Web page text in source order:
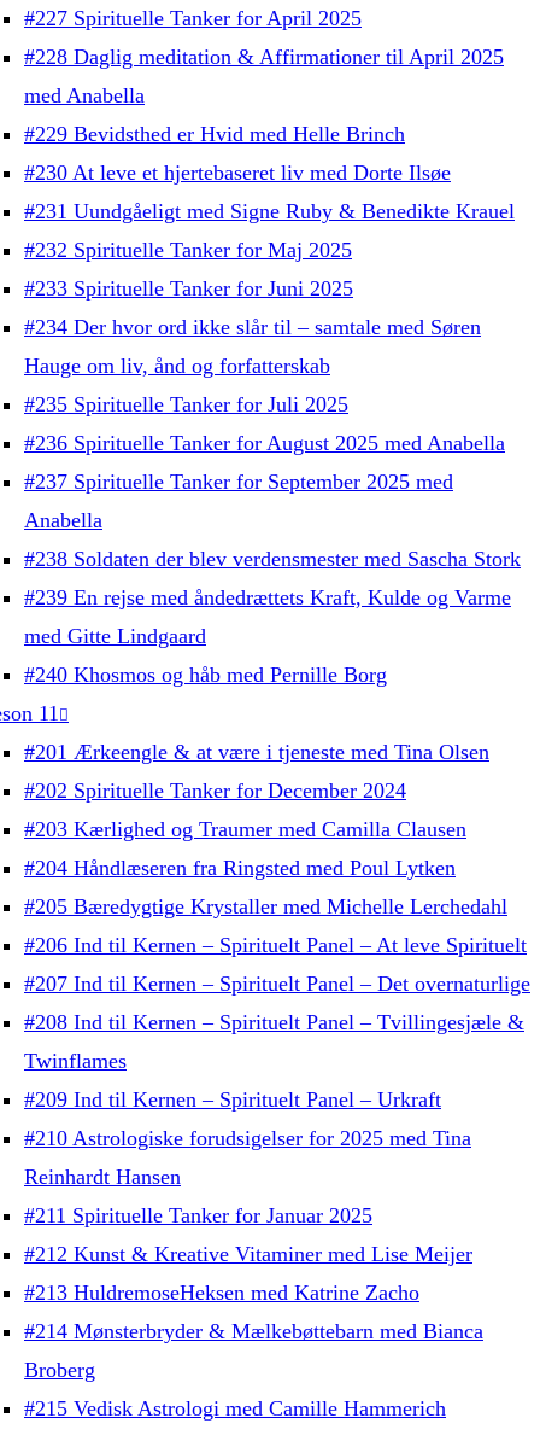
#227 Spirituelle Tanker for April 2025
#228 Daglig meditation & Affirmationer til April 2025
med Anabella
#229 Bevidsthed er Hvid med Helle Brinch
#230 At leve et hjertebaseret liv med Dorte Ilsøe
#231 Uundgåeligt med Signe Ruby & Benedikte Krauel
#232 Spirituelle Tanker for Maj 2025
#233 Spirituelle Tanker for Juni 2025
#234 Der hvor ord ikke slår til – samtale med Søren
Hauge om liv, ånd og forfatterskab
#235 Spirituelle Tanker for Juli 2025
#236 Spirituelle Tanker for August 2025 med Anabella
#237 Spirituelle Tanker for September 2025 med
Anabella
#238 Soldaten der blev verdensmester med Sascha Stork
#239 En rejse med åndedrættets Kraft, Kulde og Varme
med Gitte Lindgaard
#240 Khosmos og håb med Pernille Borg
11
#201 Ærkeengle & at være i tjeneste med Tina Olsen
#202 Spirituelle Tanker for December 2024
#203 Kærlighed og Traumer med Camilla Clausen
#204 Håndlæseren fra Ringsted med Poul Lytken
#205 Bæredygtige Krystaller med Michelle Lerchedahl
#206 Ind til Kernen – Spirituelt Panel – At leve Spirituelt
#207 Ind til Kernen – Spirituelt Panel – Det overnaturlige
#208 Ind til Kernen – Spirituelt Panel – Tvillingesjæle &
Twinflames
#209 Ind til Kernen – Spirituelt Panel – Urkraft
#210 Astrologiske forudsigelser for 2025 med Tina
Reinhardt Hansen
#211 Spirituelle Tanker for Januar 2025
#212 Kunst & Kreative Vitaminer med Lise Meijer
#213 HuldremoseHeksen med Katrine Zacho
#214 Mønsterbryder & Mælkebøttebarn med Bianca
Broberg
#215 Vedisk Astrologi med Camille Hammerich